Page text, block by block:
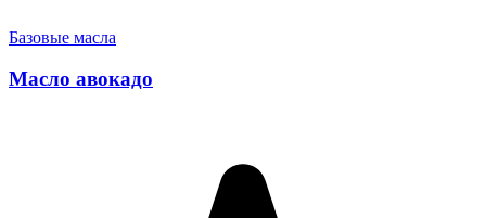
Базовые масла
Масло авокадо